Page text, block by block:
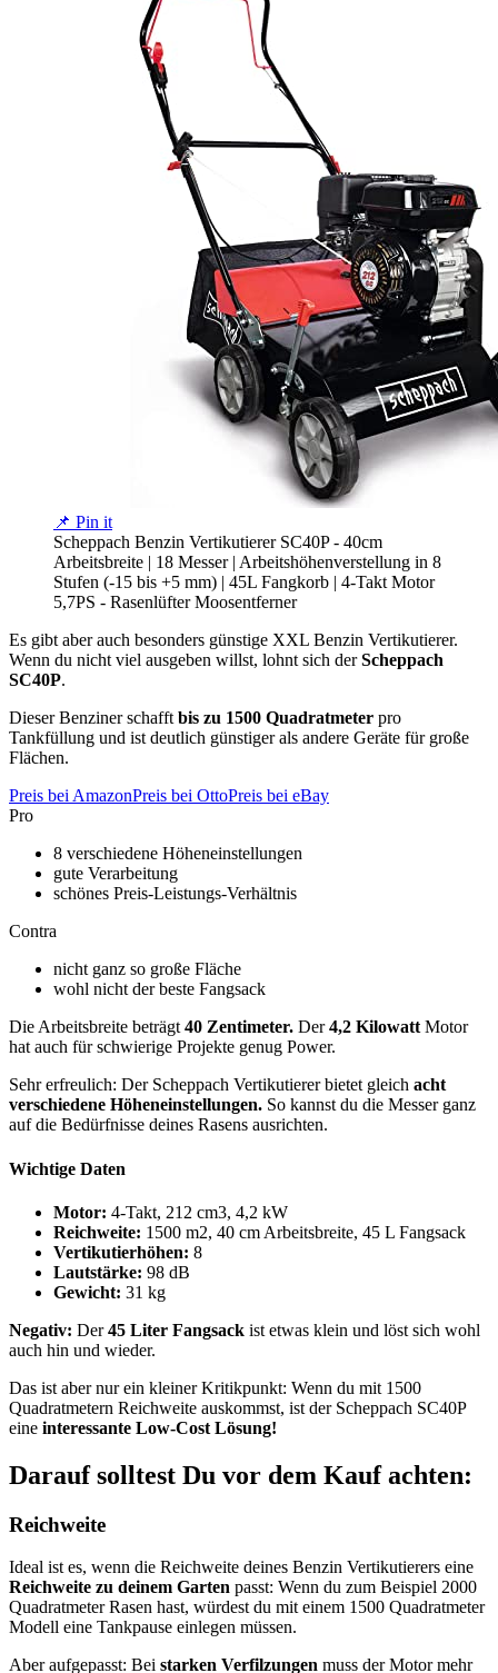
📌 Pin it
Scheppach Benzin Vertikutierer SC40P - 40cm
Arbeitsbreite | 18 Messer | Arbeitshöhenverstellung in 8
Stufen (-15 bis +5 mm) | 45L Fangkorb | 4-Takt Motor
5,7PS - Rasenlüfter Moosentferner
Es gibt aber auch besonders günstige XXL Benzin Vertikutierer.
Wenn du nicht viel ausgeben willst, lohnt sich derScheppach
SC40P.
Dieser Benziner schafft bis zu 1500 Quadratmeter pro
Tankfüllung und ist deutlich günstiger als andere Geräte für große
Flächen.
Preis bei AmazonPreis bei OttoPreis bei eBay
Pro
8 verschiedene Höheneinstellungen
gute Verarbeitung
schönes Preis-Leistungs-Verhältnis
Contra
nicht ganz so große Fläche
wohl nicht der beste Fangsack
Die Arbeitsbreite beträgt 40 Zentimeter. Der4,2 Kilowatt Motor
hat auch für schwierige Projekte genug Power.
Sehr erfreulich: Der Scheppach Vertikutierer bietet gleich acht
verschiedene Höheneinstellungen. So kannst du die Messer ganz
auf die Bedürfnisse deines Rasens ausrichten.
Wichtige Daten
Motor: 4-Takt, 212 cm3, 4,2 kW
Reichweite: 1500 m2, 40 cm Arbeitsbreite, 45 L Fangsack
Vertikutierhöhen: 8
Lautstärke: 98 dB
Gewicht: 31 kg
Negativ: Der45 Liter Fangsack ist etwas klein und löst sich wohl
auch hin und wieder.
Das ist aber nur ein kleiner Kritikpunkt: Wenn du mit 1500
Quadratmetern Reichweite auskommst, ist der Scheppach SC40P
eine interessante Low-Cost Lösung!
Darauf solltest Du vor dem Kauf achten:
Reichweite
Ideal ist es, wenn die Reichweite deines Benzin Vertikutierers eine
Reichweite zu deinem Garten passt: Wenn du zum Beispiel 2000
Quadratmeter Rasen hast, würdest du mit einem 1500 Quadratmeter
Modell eine Tankpause einlegen müssen.
Aber aufgepasst: Bei starken Verfilzungen muss der Motor mehr